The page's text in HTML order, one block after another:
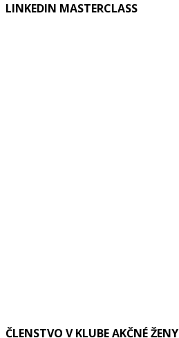
LINKEDIN MASTERCLASS
ČLENSTVO V KLUBE AKČNÉ ŽENY